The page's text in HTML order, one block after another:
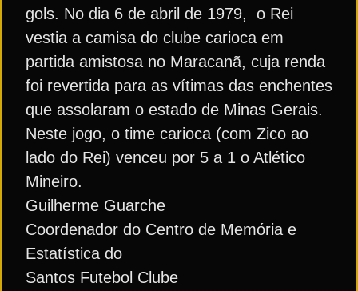
gols. No dia 6 de abril de 1979, o Rei
vestia a camisa do clube carioca em
partida amistosa no Maracanã, cuja renda
foi revertida para as vítimas das enchentes
que assolaram o estado de Minas Gerais.
Neste jogo, o time carioca (com Zico ao
lado do Rei) venceu por 5 a 1 o Atlético
Mineiro.
Guilherme Guarche
Coordenador do Centro de Memória e
Estatística do
Santos Futebol Clube